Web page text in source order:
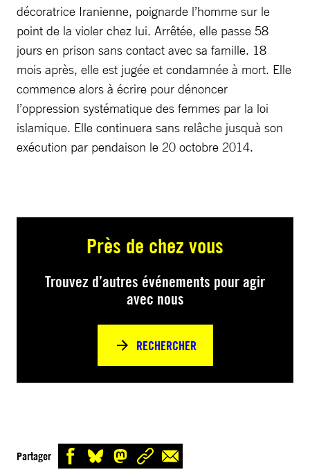
décoratrice Iranienne, poignarde l’homme sur le
point de la violer chez lui. Arrêtée, elle passe 58
jours en prison sans contact avec sa famille. 18
mois après, elle est jugée et condamnée à mort. Elle
commence alors à écrire pour dénoncer
l’oppression systématique des femmes par la loi
islamique. Elle continuera sans relâche jusquà son
exécution par pendaison le 20 octobre 2014.
Près de chez vous
Trouvez d’autres événements pour agir
avec nous
RECHERCHER
Partager